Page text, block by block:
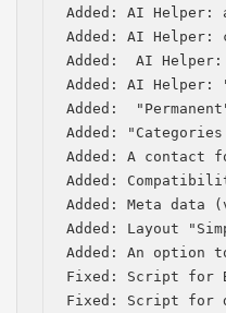
Added: AI Helper:
Added: AI Helper:
Added:  AI
Added: AI Helper:
Added:
Added:
Added: A contact
Added:
Added: Meta
Added: Layout
Added: An option
Fixed: Script for
Fixed: Script for